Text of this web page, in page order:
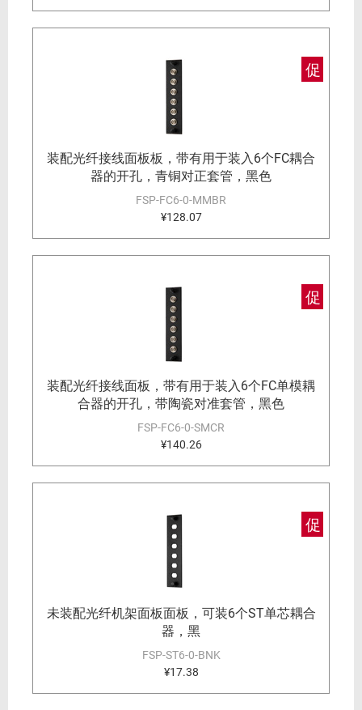
促
装配光纤接线面板板，带有用于装入6个FC耦合
器的开孔，青铜对正套管，黑色
FSP-FC6-0-MMBR
¥128.07
促
装配光纤接线面板，带有用于装入6个FC单模耦
合器的开孔，带陶瓷对准套管，黑色
FSP-FC6-0-SMCR
¥140.26
促
未装配光纤机架面板面板，可装6个ST单芯耦合
器，黑
FSP-ST6-0-BNK
¥17.38